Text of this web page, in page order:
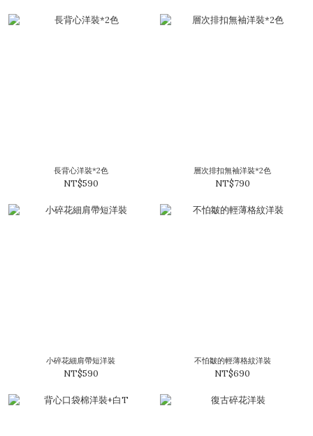
長背心洋裝*2色
NT$590
層次排扣無袖洋裝*2色
NT$790
小碎花細肩帶短洋裝
NT$590
不怕皺的輕薄格紋洋裝
NT$690